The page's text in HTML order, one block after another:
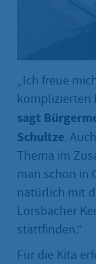
„Ich freue
komplizierten
sagt
Schultze.
Thema im
man schon in
natürlich mit
Lorsbacher
stattfinden.“
Für die Kita